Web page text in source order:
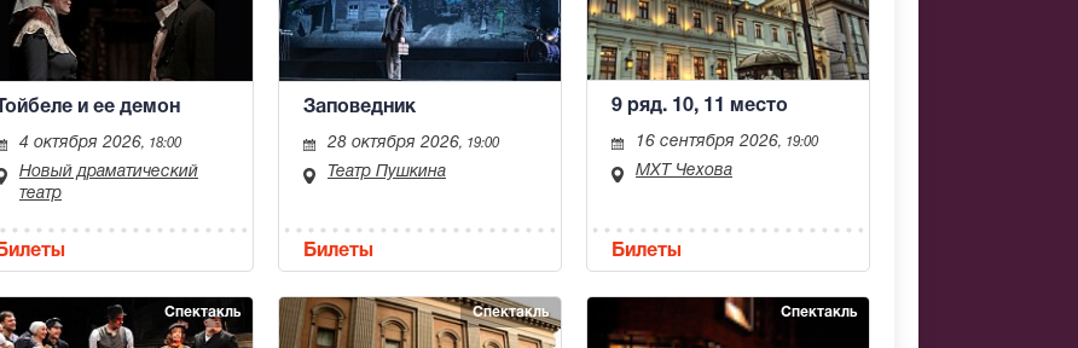
и ее демон
4 октября 2026, 18:00
Новый драматический
театр
Билеты
Заповедник
28 октября 2026, 19:00
Театр Пушкина
Билеты
9 ряд. 10, 11 место
16 сентября 2026, 19:00
МХТ Чехова
Билеты
Спектакль Спектакль Спектакль